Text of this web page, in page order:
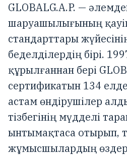
GLOBALG.A.P. —
шаруашылығының
стандарттары
беделділердің бірі.
құрылғаннан бері
сертификатын 134
астам өндірушілер
тізбегінің мүдделі
ынтымақтаса отырып,
жұмысшылардың